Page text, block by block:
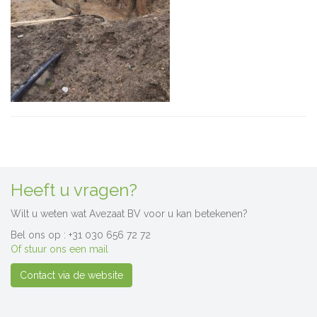
Heeft u vragen?
Wilt u weten wat Avezaat BV voor u kan betekenen?
Bel ons op : +31 030 656 72 72
Of stuur ons een mail
Contact via de website